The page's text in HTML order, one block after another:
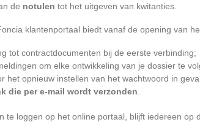
de notulen tot het uitgeven van kwitanties.
klantenportaal biedt vanaf de opening van
tot contractdocumenten bij de eerste verbinding;
om elke ontwikkeling van je dossier te
het opnieuw instellen van het wachtwoord in
die per e-mail wordt verzonden
te loggen op het online portaal, blijft iedereen op